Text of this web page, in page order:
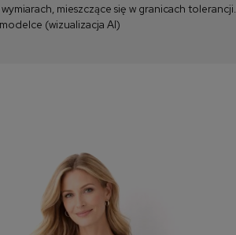
mieszczące się w granicach tolerancji.
(wizualizacja AI)